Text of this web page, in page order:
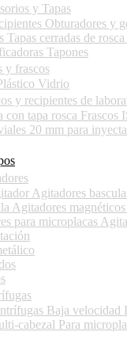
y Tapas
Obturadores y
Tapas cerradas de rosca
Tapones
y frascos
Vidrio
y recipientes de
con tapa rosca Frascos
20 mm para
Agitadores
Agitadores magnéticos
para microplacas
Baja velocidad
cabezal Para